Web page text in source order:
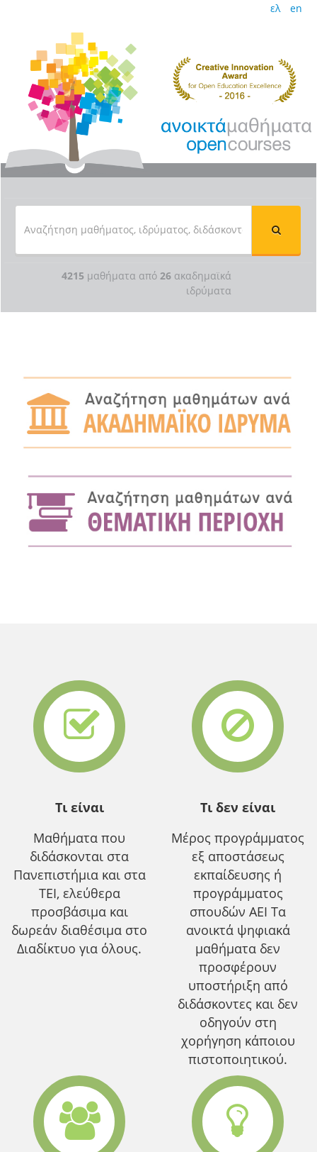
ελ en
4215 μαθήματα από 26 ακαδημαϊκά
ιδρύματα
Τι είναι
Μαθήματα που
διδάσκονται στα
Πανεπιστήμια και στα
ΤΕΙ, ελεύθερα
προσβάσιμα και
δωρεάν διαθέσιμα στο
Διαδίκτυο για όλους.
Τι δεν είναι
Μέρος προγράμματος
εξ αποστάσεως
εκπαίδευσης ή
προγράμματος
σπουδών ΑΕΙ Τα
ανοικτά ψηφιακά
μαθήματα δεν
προσφέρουν
υποστήριξη από
διδάσκοντες και δεν
οδηγούν στη
χορήγηση κάποιου
πιστοποιητικού.